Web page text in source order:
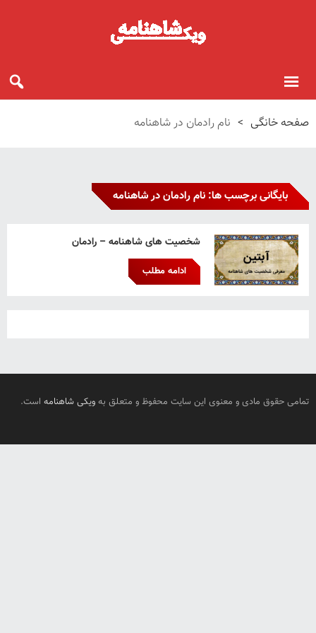
صفحه خانگی > نام رادمان در شاهنامه
بایگانی برچسب ها: نام رادمان در شاهنامه
شخصیت های شاهنامه – رادمان
ادامه مطلب
تمامی حقوق مادی و معنوی این سایت محفوظ و متعلق به ویکی شاهنامه است.